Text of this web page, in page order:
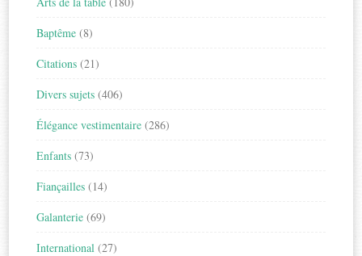
Baptême (8)
Citations (21)
Divers sujets (406)
Élégance vestimentaire (286)
Enfants (73)
Fiançailles (14)
Galanterie (69)
International (27)